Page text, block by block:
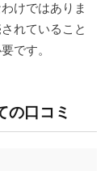
けではありま
れていること
です。
の口コミ